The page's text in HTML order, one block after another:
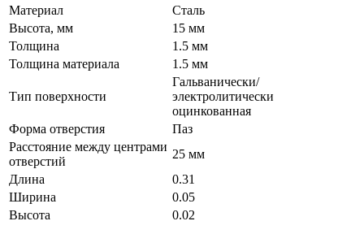
Материал
Сталь
Высота, мм
15 мм
Толщина
1.5 мм
Толщина материала
1.5 мм
Тип поверхности
Гальванически/
электролитически
оцинкованная
Форма отверстия
Паз
Расстояние между центрами
отверстий
25 мм
Длина
0.31
Ширина
0.05
Высота
0.02